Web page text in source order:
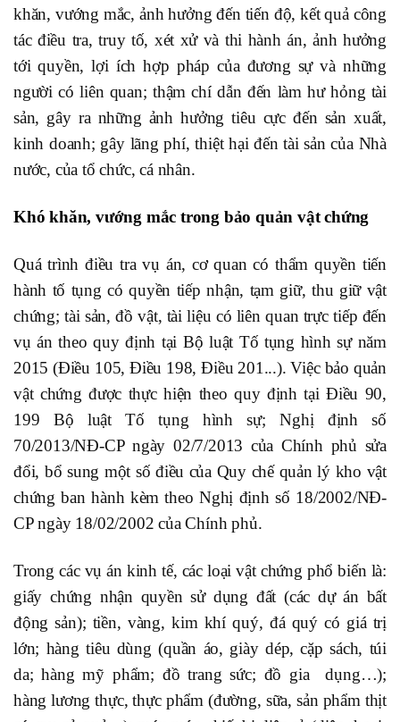
khăn, vướng mắc, ảnh hưởng đến tiến độ, kết quả công
tác điều tra, truy tố, xét xử và thi hành án, ảnh hưởng
tới quyền, lợi ích hợp pháp của đương sự và những
người có liên quan; thậm chí dẫn đến làm hư hỏng tài
sản, gây ra những ảnh hưởng tiêu cực đến sản xuất,
kinh doanh; gây lãng phí, thiệt hại đến tài sản của Nhà
nước, của tổ chức, cá nhân.
Khó khăn, vướng mắc trong bảo quản vật chứng
Quá trình điều tra vụ án, cơ quan có thẩm quyền tiến
hành tố tụng có quyền tiếp nhận, tạm giữ, thu giữ vật
chứng; tài sản, đồ vật, tài liệu có liên quan trực tiếp đến
vụ án theo quy định tại Bộ luật Tố tụng hình sự năm
2015 (Điều 105, Điều 198, Điều 201...). Việc bảo quản
vật chứng được thực hiện theo quy định tại Điều 90,
199 Bộ luật Tố tụng hình sự; Nghị định số
70/2013/NĐ-CP ngày 02/7/2013 của Chính phủ sửa
đổi, bổ sung một số điều của Quy chế quản lý kho vật
chứng ban hành kèm theo Nghị định số 18/2002/NĐ-
CP ngày 18/02/2002 của Chính phủ.
Trong các vụ án kinh tế, các loại vật chứng phổ biến là:
giấy chứng nhận quyền sử dụng đất (các dự án bất
động sản); tiền, vàng, kim khí quý, đá quý có giá trị
lớn; hàng tiêu dùng (quần áo, giày dép, cặp sách, túi
da; hàng mỹ phẩm; đồ trang sức; đồ gia dụng…);
hàng lương thực, thực phẩm (đường, sữa, sản phẩm thịt